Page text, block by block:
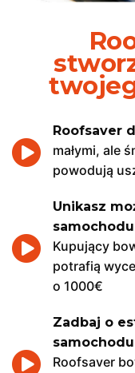
Roofsaver
małymi, ale
powodują
Unikasz
Kupujący
potrafią
o 1000€
Zadbaj o
Roofsaver